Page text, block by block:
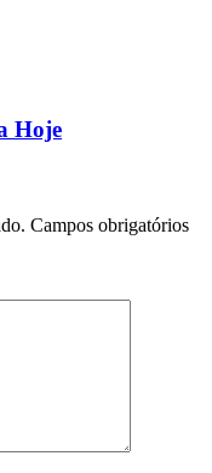
Hoje
Campos obrigatórios